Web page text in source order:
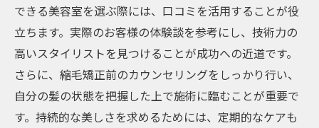
できる美容室を選ぶ際には、口コミを活用することが役
立ちます。実際のお客様の体験談を参考にし、技術力の
高いスタイリストを見つけることが成功への近道です。
さらに、縮毛矯正前のカウンセリングをしっかり行い、
自分の髪の状態を把握した上で施術に臨むことが重要で
す。持続的な美しさを求めるためには、定期的なケアも